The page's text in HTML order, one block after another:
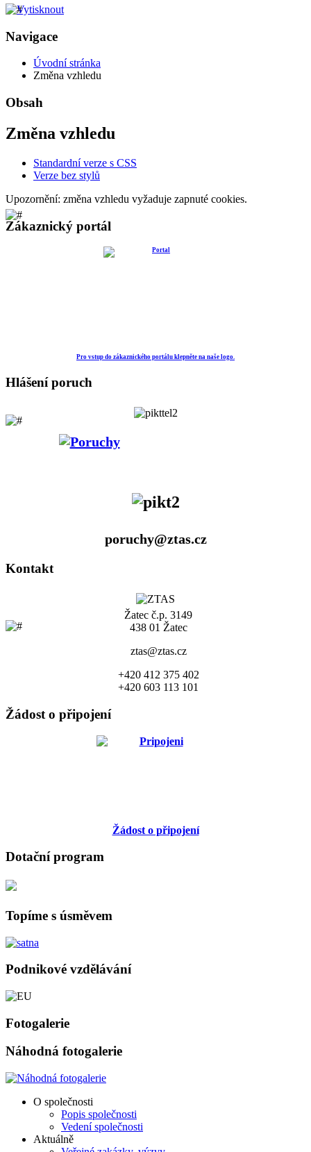
Navigace
Úvodní stránka
Změna vzhledu
Obsah
Změna vzhledu
Standardní verze s CSS
Verze bez stylů
Upozornění: změna vzhledu vyžaduje zapnuté cookies.
Zákaznický portál
Pro vstup do zákaznického portálu klepněte na naše logo.
Hlášení poruch
poruchy@ztas.cz
Kontakt
Žatec č.p. 3149
438 01 Žatec
ztas@ztas.cz
+420 412 375 402
+420 603 113 101
Žádost o připojení
Žádost o připojení
Dotační program
Topíme s úsměvem
Podnikové vzdělávání
Fotogalerie
Náhodná fotogalerie
O společnosti
Popis společnosti
Vedení společnosti
Aktuálně